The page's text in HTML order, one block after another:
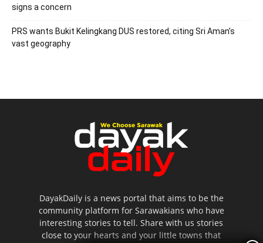
signs a concern
PRS wants Bukit Kelingkang DUS restored, citing Sri Aman’s
vast geography
DayakDaily is a news portal that aims to be the
community platform for Sarawakians who have
interesting stories to tell. Share with us stories
close to your hearts and your little towns that